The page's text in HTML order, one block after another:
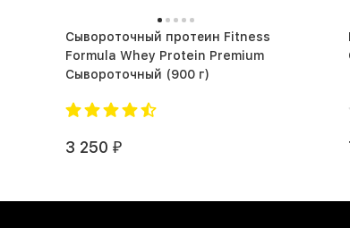
Сывороточный протеин Fitness
Formula Whey Protein Premium
Сывороточный (900 г)
3 250 ₽